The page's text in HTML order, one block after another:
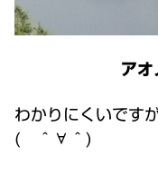
アオ
わかりにくいです
( ＾∀＾)